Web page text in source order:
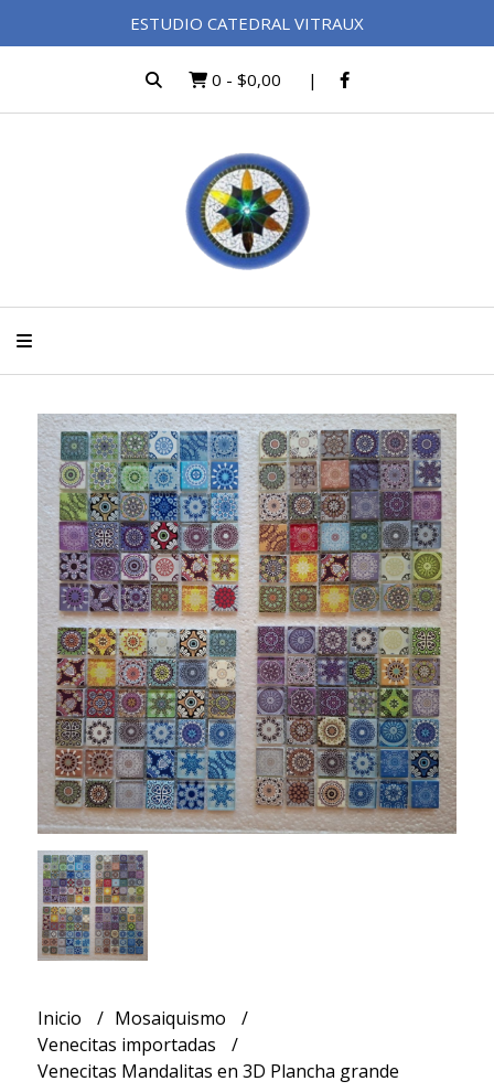
ESTUDIO CATEDRAL VITRAUX
0 - $0,00
Inicio
Mosaiquismo
Venecitas importadas
Venecitas Mandalitas en 3D Plancha grande